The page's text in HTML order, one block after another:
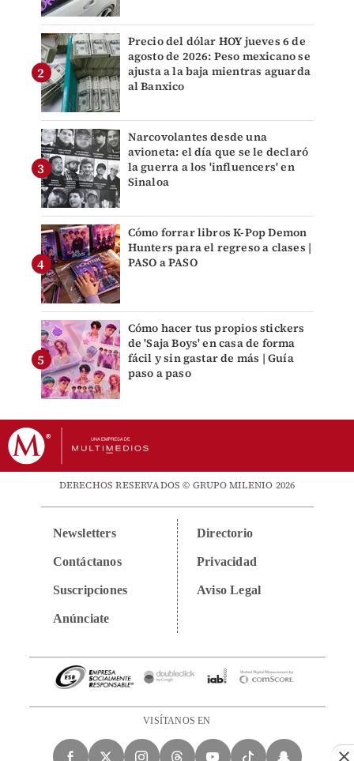
Precio del dólar HOY jueves 6 de
agosto de 2026: Peso mexicano se
ajusta a la baja mientras aguarda
al Banxico
Narcovolantes desde una
avioneta: el día que se le declaró
la guerra a los 'influencers' en
Sinaloa
Cómo forrar libros K-Pop Demon
Hunters para el regreso a clases |
PASO a PASO
Cómo hacer tus propios stickers
de 'Saja Boys' en casa de forma
fácil y sin gastar de más | Guía
paso a paso
DERECHOS RESERVADOS © GRUPO MILENIO 2026
Newsletters
Contáctanos
Suscripciones
Anúnciate
Directorio
Privacidad
Aviso Legal
VISÍTANOS EN